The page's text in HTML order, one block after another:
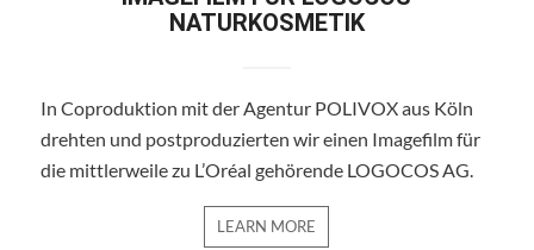
NATURKOSMETIK
In Coproduktion mit der Agentur POLIVOX aus Köln
drehten und postproduzierten wir einen Imagefilm für
die mittlerweile zu L’Oréal gehörende LOGOCOS AG.
LEARN MORE